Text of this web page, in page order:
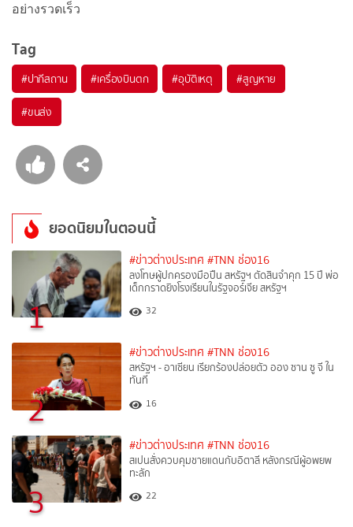
อย่างรวดเร็ว
Tag
#ปากีสถาน #เครื่องบินตก #อุบัติเหตุ #สูญหาย
#ขนส่ง
ยอดนิยมในตอนนี้
1
#ข่าวต่างประเทศ #TNN ช่อง16
ลงโทษผู้ปกครองมือปืน สหรัฐฯ ตัดสินจำคุก 15 ปี พ่อ
เด็กกราดยิงโรงเรียนในรัฐจอร์เจีย สหรัฐฯ
32
2
#ข่าวต่างประเทศ #TNN ช่อง16
สหรัฐฯ - อาเซียน เรียกร้องปล่อยตัว ออง ซาน ซู จี ใน
ทันที
16
3
#ข่าวต่างประเทศ #TNN ช่อง16
สเปนสั่งควบคุมชายแดนกับอิตาลี หลังกรณีผู้อพยพ
ทะลัก
22